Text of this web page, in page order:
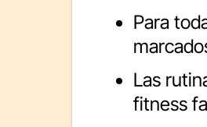
Las
fitness
Para